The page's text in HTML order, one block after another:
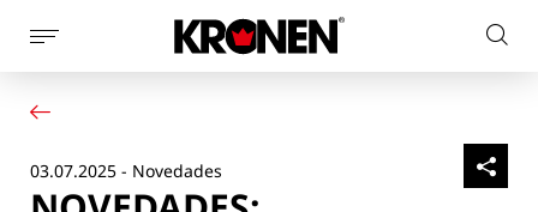
Mostrar
la
navegación
de
página
web
Nuestras soluciones
Noticias
03.07.2025 - Novedades